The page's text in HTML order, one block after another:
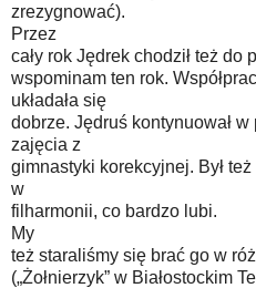
zrezygnować).
Przez
cały rok Jędrek chodził też
wspominam ten rok.
układała się
dobrze. Jędruś kontynuował
zajęcia z
gimnastyki korekcyjnej. Był
w
filharmonii, co bardzo lubi.
My
też staraliśmy się brać go w
(„Żołnierzyk” w Białostockim